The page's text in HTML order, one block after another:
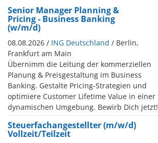
Senior Manager Planning &
Pricing - Business Banking
(w/m/d)
08.08.2026 / ING Deutschland / Berlin,
Frankfurt am Main
Übernimm die Leitung der kommerziellen
Planung & Preisgestaltung im Business
Banking. Gestalte Pricing-Strategien und
optimiere Customer Lifetime Value in einer
dynamischen Umgebung. Bewirb Dich jetzt!
Steuerfachangestellter (m/w/d)
Vollzeit/Teilzeit